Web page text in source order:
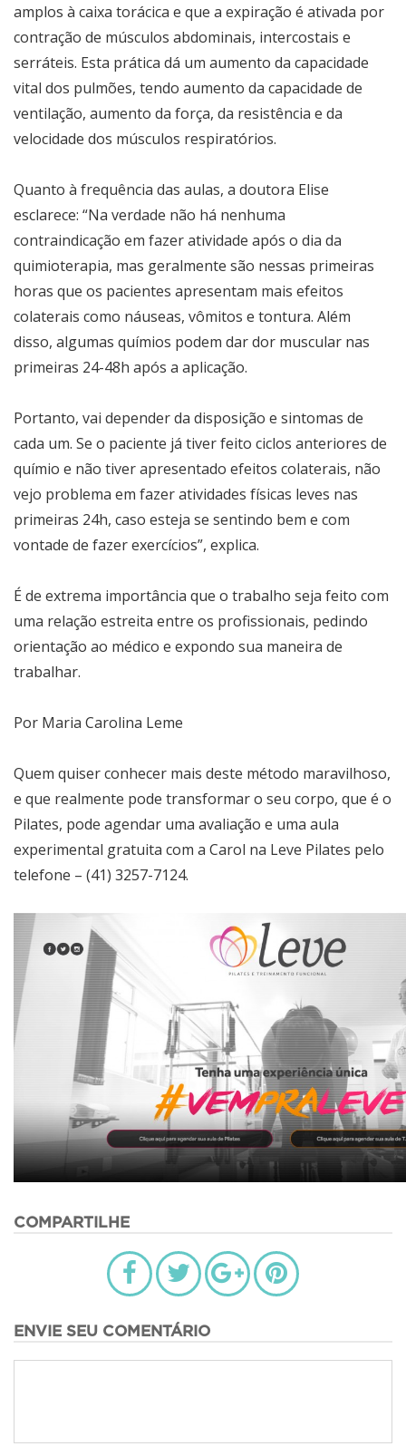
amplos à caixa torácica e que a expiração é ativada por
contração de músculos abdominais, intercostais e
serráteis. Esta prática dá um aumento da capacidade
vital dos pulmões, tendo aumento da capacidade de
ventilação, aumento da força, da resistência e da
velocidade dos músculos respiratórios.
Quanto à frequência das aulas, a doutora Elise
esclarece: “Na verdade não há nenhuma
contraindicação em fazer atividade após o dia da
quimioterapia, mas geralmente são nessas primeiras
horas que os pacientes apresentam mais efeitos
colaterais como náuseas, vômitos e tontura. Além
disso, algumas químios podem dar dor muscular nas
primeiras 24-48h após a aplicação.
Portanto, vai depender da disposição e sintomas de
cada um. Se o paciente já tiver feito ciclos anteriores de
químio e não tiver apresentado efeitos colaterais, não
vejo problema em fazer atividades físicas leves nas
primeiras 24h, caso esteja se sentindo bem e com
vontade de fazer exercícios”, explica.
É de extrema importância que o trabalho seja feito com
uma relação estreita entre os profissionais, pedindo
orientação ao médico e expondo sua maneira de
trabalhar.
Por Maria Carolina Leme
Quem quiser conhecer mais deste método maravilhoso,
e que realmente pode transformar o seu corpo, que é o
Pilates, pode agendar uma avaliação e uma aula
experimental gratuita com a Carol na Leve Pilates pelo
telefone – (41) 3257-7124.
COMPARTILHE
ENVIE SEU COMENTÁRIO